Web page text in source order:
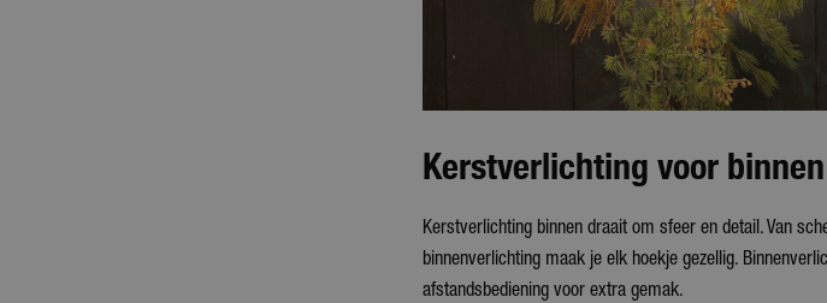
Kerstverlichting voor binnen
Kerstverlichting binnen draait om sfeer en detail. Van
binnenverlichting maak je elk hoekje gezellig.
afstandsbediening voor extra gemak.